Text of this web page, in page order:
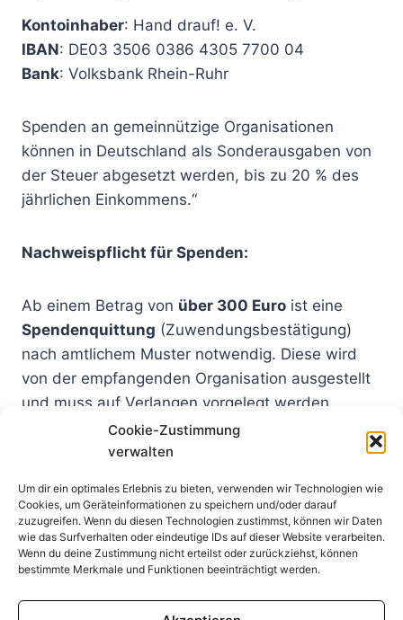
Cookie-Zustimmung
verwalten
Um dir ein optimales Erlebnis zu bieten, verwenden wir Technologien wie
Cookies, um Geräteinformationen zu speichern und/oder darauf
zuzugreifen. Wenn du diesen Technologien zustimmst, können wir Daten
wie das Surfverhalten oder eindeutige IDs auf dieser Website verarbeiten.
Wenn du deine Zustimmung nicht erteilst oder zurückziehst, können
bestimmte Merkmale und Funktionen beeinträchtigt werden.
Kontoinhaber: Hand drauf! e. V.
IBAN: DE03 3506 0386 4305 7700 04
Bank: Volksbank Rhein-Ruhr
Spenden an gemeinnützige Organisationen
können in Deutschland als Sonderausgaben von
der Steuer abgesetzt werden, bis zu 20 % des
jährlichen Einkommens.“
Nachweispflicht für Spenden:
Ab einem Betrag von über 300 Euro ist eine
Spendenquittung (Zuwendungsbestätigung)
nach amtlichem Muster notwendig. Diese wird
von der empfangenden Organisation ausgestellt
und muss auf Verlangen vorgelegt werden.
Für Spenden bis300 Euro
(seit 2021, früher 200
Euro) reicht ein vereinfachter Nachweis, wie ein
Kontoauszug oder ein Ausdruck vom Online-
Banking. Dies muss allerdings nicht direkt der
Steuererklärung beigelegt werden, sondern
aufbewahrt werden, da das Finanzamt diese
Belege nachträglich anfordern kann.